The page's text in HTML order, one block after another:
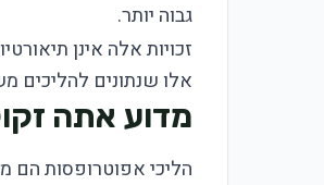
גבוה יותר.
זכויות אלה אינן
אלו שנתונים להליכים
מדוע אתה
הליכי אפוטרופסות הם